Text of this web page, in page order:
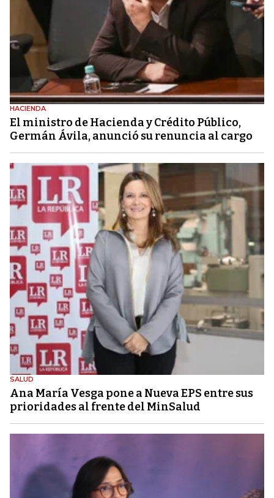
HACIENDA
El ministro de Hacienda y Crédito Público,
Germán Ávila, anunció su renuncia al cargo
SALUD
Ana María Vesga pone a Nueva EPS entre sus
prioridades al frente del MinSalud